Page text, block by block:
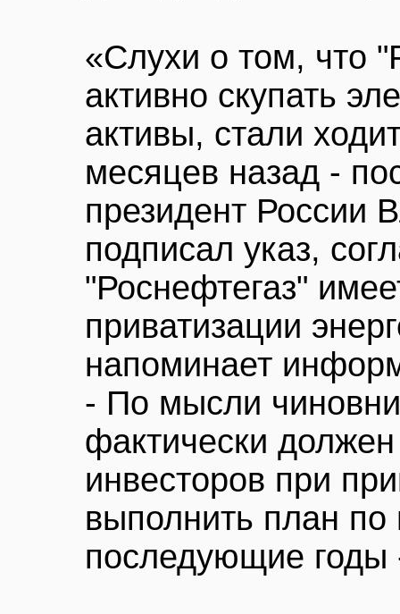
«Слухи о том, что
активно скупать
активы, стали
месяцев назад -
президент России
подписал указ,
"Роснефтегаз"
приватизации
напоминает
- По мысли
фактически
инвесторов при
выполнить план по
последующие годы